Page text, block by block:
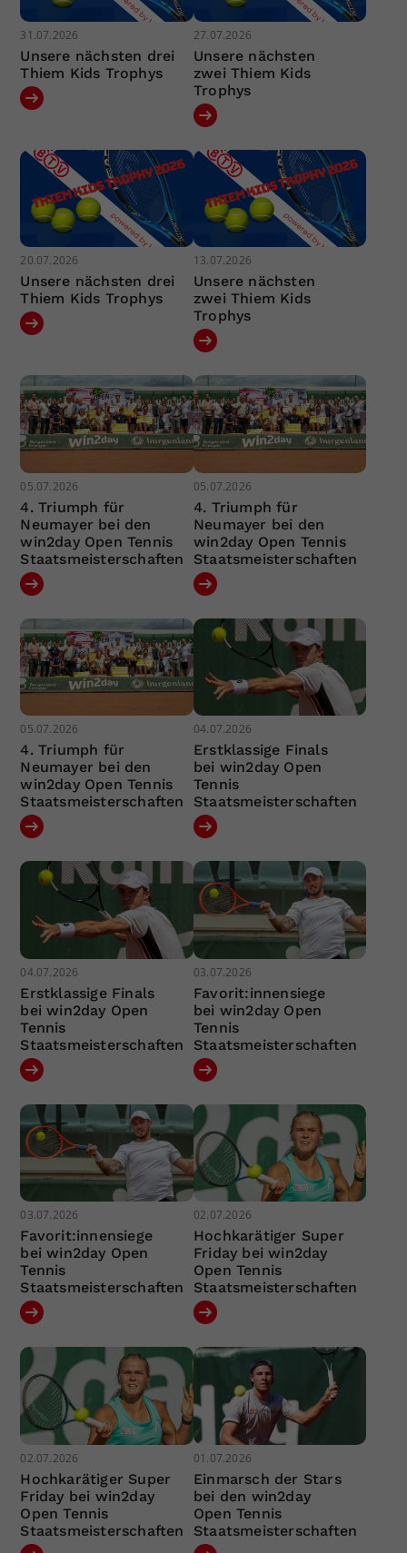
31.07.2026
Unsere nächsten drei
Thiem Kids Trophys
27.07.2026
Unsere nächsten
zwei Thiem Kids
Trophys
20.07.2026
Unsere nächsten drei
Thiem Kids Trophys
13.07.2026
Unsere nächsten
zwei Thiem Kids
Trophys
05.07.2026
4. Triumph für
Neumayer bei den
win2day Open Tennis
Staatsmeisterschaften
05.07.2026
4. Triumph für
Neumayer bei den
win2day Open Tennis
Staatsmeisterschaften
05.07.2026
4. Triumph für
Neumayer bei den
win2day Open Tennis
Staatsmeisterschaften
04.07.2026
Erstklassige Finals
bei win2day Open
Tennis
Staatsmeisterschaften
04.07.2026
Erstklassige Finals
bei win2day Open
Tennis
Staatsmeisterschaften
03.07.2026
Favorit:innensiege
bei win2day Open
Tennis
Staatsmeisterschaften
03.07.2026
Favorit:innensiege
bei win2day Open
Tennis
Staatsmeisterschaften
02.07.2026
Hochkarätiger Super
Friday bei win2day
Open Tennis
Staatsmeisterschaften
02.07.2026
Hochkarätiger Super
Friday bei win2day
Open Tennis
Staatsmeisterschaften
01.07.2026
Einmarsch der Stars
bei den win2day
Open Tennis
Staatsmeisterschaften